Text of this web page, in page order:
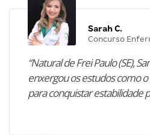
Sarah C.
Concurso
“Natural de Frei Paulo (SE),
enxergou os estudos como
para conquistar estabilidade